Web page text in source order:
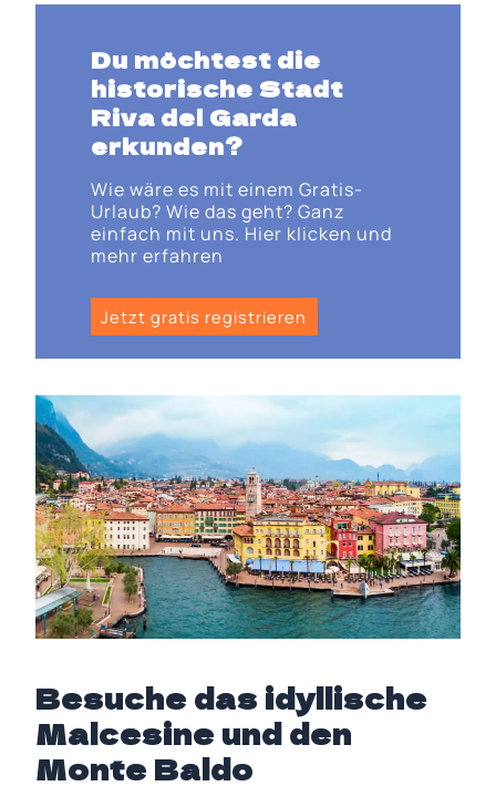
Du möchtest die
historische Stadt
Riva del Garda
erkunden?
Wie wäre es mit einem Gratis-
Urlaub? Wie das geht? Ganz
einfach mit uns. Hier klicken und
mehr erfahren
Jetzt gratis registrieren
Besuche das idyllische
Malcesine und den
Monte Baldo